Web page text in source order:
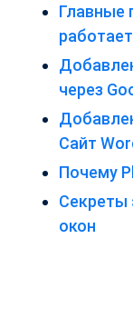
Главные
через
Сайт
Почему
окон